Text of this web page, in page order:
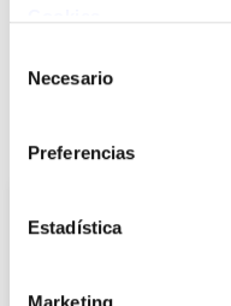
Necesario
Preferencias
Estadística
Marketing